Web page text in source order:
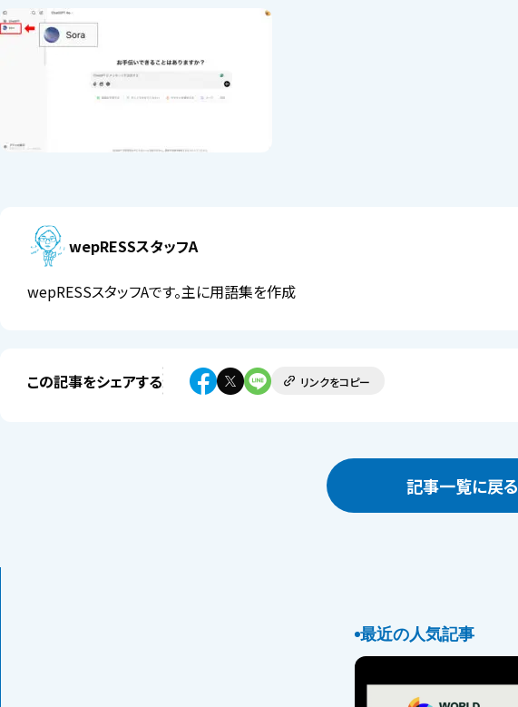
wepRESSスタッフA
wepRESSスタッフAです。主に用語集を作成
この記事をシェアする リンクをコピー
記事一覧に戻る
最近の人気記事